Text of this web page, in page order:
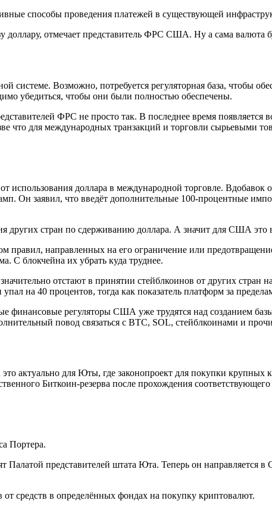
способы проведения платежей в существующей
отмечает представитель ФРС США. Ну а сама валюта
Возможно, потребуется регуляторная база, чтобы
убедиться, чтобы они были полностью обеспечены.
ФРС не просто так. В последнее время
что для международных транзакций и торговли сырьевыми
использования доллара в международной торговле. Вдобавок
Он заявил, что введёт дополнительные 100-процентные
других стран по сдерживанию доллара. А значит для США это
правил, направленных на его ограничение или
С блокчейна их убрать куда труднее.
отстают в принятии стейблкоинов от других стран
на 40 процентов, тогда как показатель платформ за
финансовые регуляторы США уже трудятся над созданием
повод связаться с BTC, SOL, стейблкоинами и
для Юты, где законопроект для покупки крупных
Биткоин-резерва после прохождения
Портера.
Палатой представителей штата Юта. Теперь он направляется
средств в определённых фондах на покупку криптовалют.